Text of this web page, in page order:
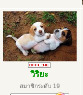
วิริยะ
สมาชิกระดับ 19